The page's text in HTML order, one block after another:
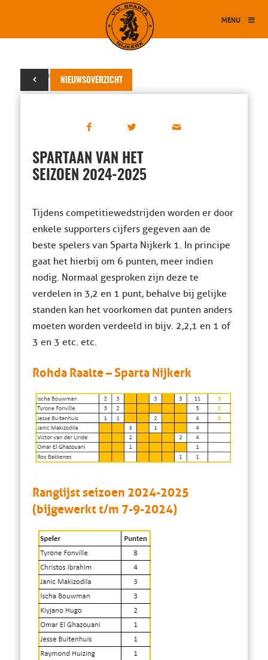
MENU
NIEUWSOVERZICHT
09 september 2024
SPARTAAN VAN HET
SEIZOEN 2024-2025
Tijdens competitiewedstrijden worden er door
enkele supporters cijfers gegeven aan de
beste spelers van Sparta Nijkerk 1. In principe
gaat het hierbij om 6 punten, meer indien
nodig. Normaal gesproken zijn deze te
verdelen in 3,2 en 1 punt, behalve bij gelijke
standen kan het voorkomen dat punten anders
moeten worden verdeeld in bijv. 2,2,1 en 1 of
3 en 3 etc. etc.
Rohda Raalte – Sparta Nijkerk
Ranglijst seizoen 2024-2025
(bijgewerkt t/m 7-9-2024)